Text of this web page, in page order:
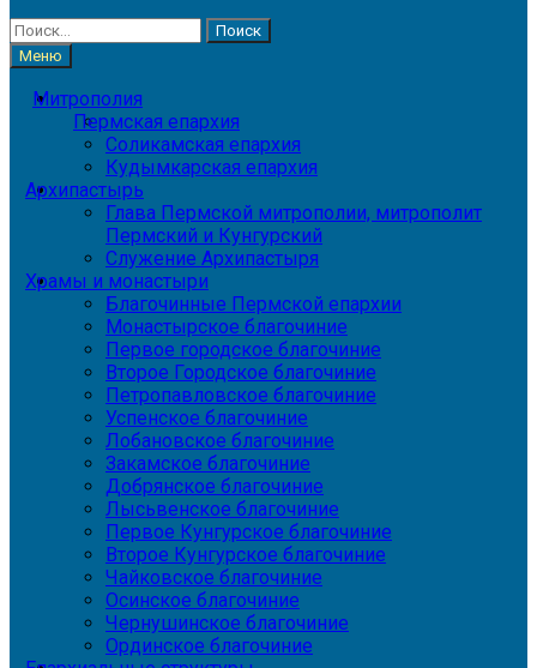
Найти:
Меню
Митрополия
Пермская епархия
Соликамская епархия
Кудымкарская епархия
Архипастырь
Глава Пермской митрополии, митрополит
Пермский и Кунгурский
Служение Архипастыря
Храмы и монастыри
Благочинные Пермской епархии
Монастырское благочиние
Первое городское благочиние
Второе Городское благочиние
Петропавловское благочиние
Успенское благочиние
Лобановское благочиние
Закамское благочиние
Добрянское благочиние
Лысьвенское благочиние
Первое Кунгурское благочиние
Второе Кунгурское благочиние
Чайковское благочиние
Осинское благочиние
Чернушинское благочиние
Ординское благочиние